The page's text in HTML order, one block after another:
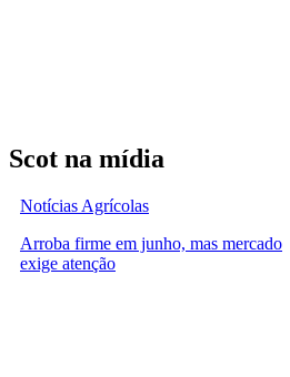
Scot na mídia
Notícias Agrícolas
Arroba firme em junho, mas mercado
exige atenção